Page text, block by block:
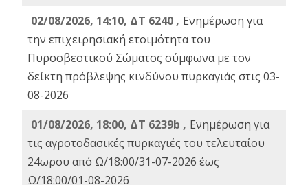
02/08/2026, 14:10, ΔΤ 6240 , Ενημέρωση για
την επιχειρησιακή ετοιμότητα του
Πυροσβεστικού Σώματος σύμφωνα με τον
δείκτη πρόβλεψης κινδύνου πυρκαγιάς στις 03-
08-2026
01/08/2026, 18:00, ΔΤ 6239b , Ενημέρωση για
τις αγροτοδασικές πυρκαγιές του τελευταίου
24ωρου από Ω/18:00/31-07-2026 έως
Ω/18:00/01-08-2026